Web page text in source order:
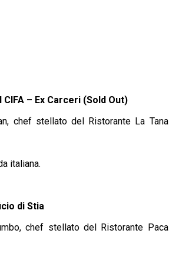
– Ex Carceri (Sold Out)
chef stellato del Ristorante La Tana
italiana.
di Stia
chef stellato del Ristorante Paca